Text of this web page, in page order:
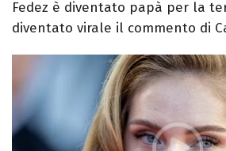
Fedez è diventato papà per la
diventato virale il commento di